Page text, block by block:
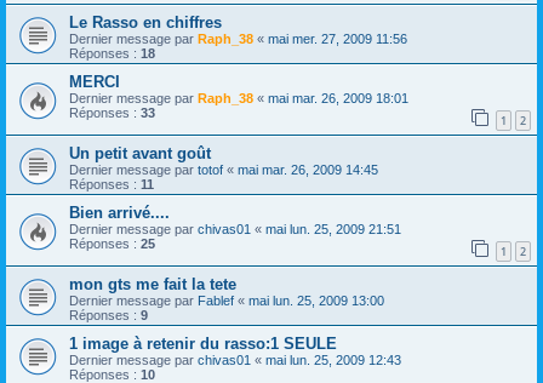
Le Rasso en chiffres
Dernier message par Raph_38 « mai mer. 27, 2009 11:56
Réponses : 18
MERCI
Dernier message par Raph_38 « mai mar. 26, 2009 18:01
Réponses : 33 1 2
Un petit avant goût
Dernier message par totof « mai mar. 26, 2009 14:45
Réponses : 11
Bien arrivé....
Dernier message par chivas01 « mai lun. 25, 2009 21:51
Réponses : 25 1 2
mon gts me fait la tete
Dernier message par Fablef « mai lun. 25, 2009 13:00
Réponses : 9
1 image à retenir du rasso:1 SEULE
Dernier message par chivas01 « mai lun. 25, 2009 12:43
Réponses : 10